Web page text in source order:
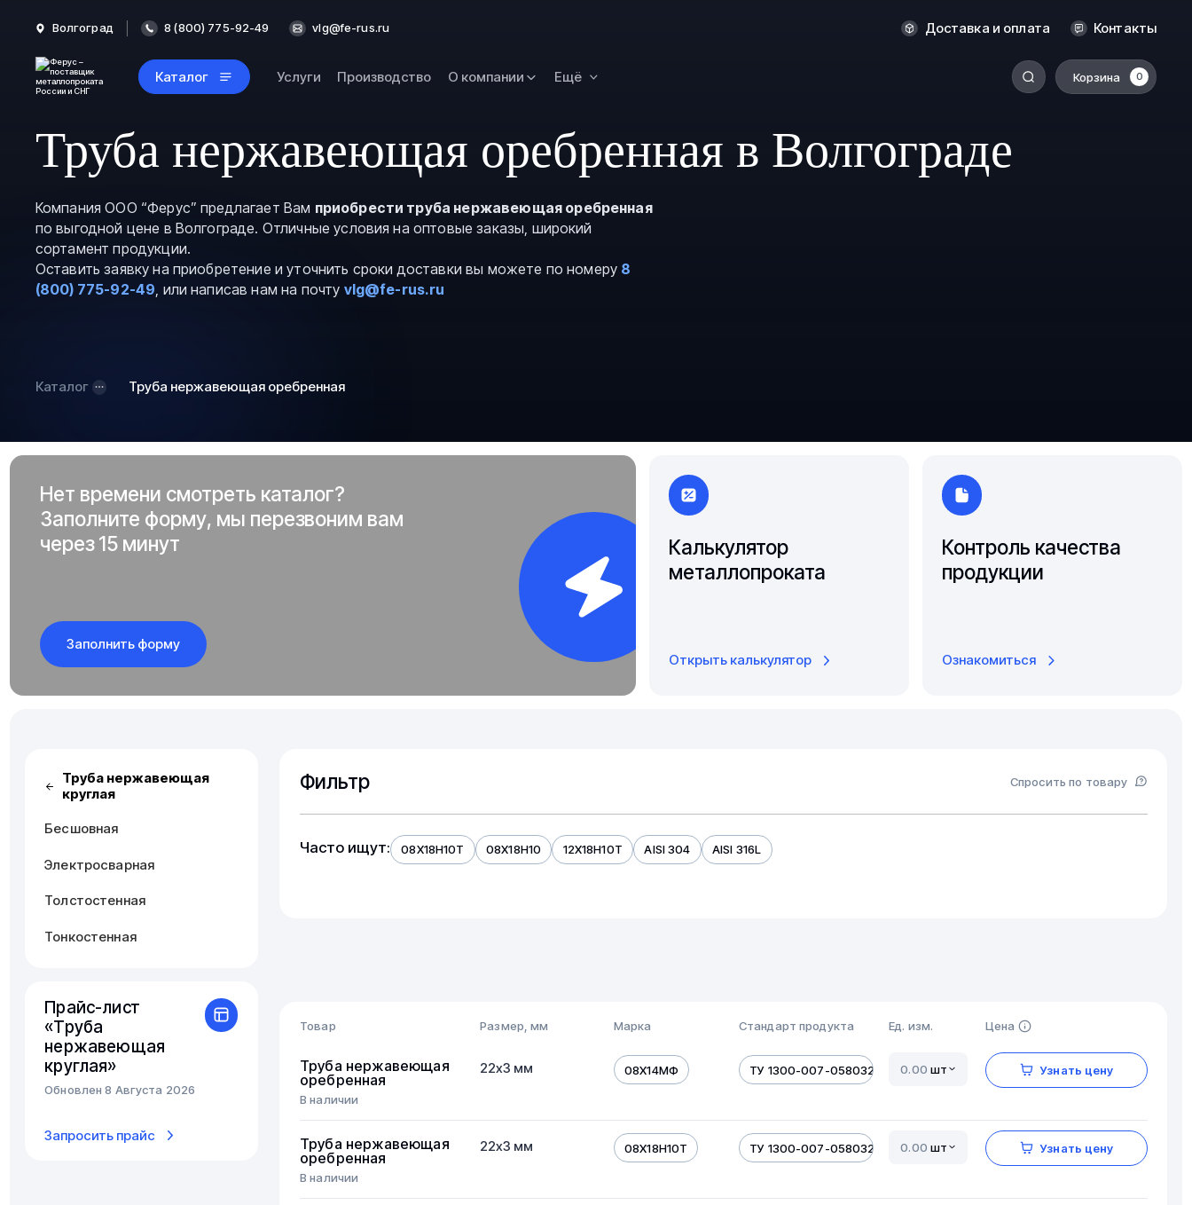
Волгоград 8 (800) 775-92-49 vlg@fe-rus.ru Доставка и оплата Контакты
Каталог Услуги Производство О компании Ещё Корзина 0
Оренбург
Ростов-на-Дону
Самара
Санкт-Петербург
Труба нержавеющая оребренная в Волгограде
Компания ООО “Ферус” предлагает Вам приобрести труба нержавеющая оребренная
по выгодной цене в Волгограде. Отличные условия на оптовые заказы, широкий
сортамент продукции.
Оставить заявку на приобретение и уточнить сроки доставки вы можете по номеру 8
(800) 775-92-49, или написав нам на почту vlg@fe-rus.ru
Каталог Труба нержавеющая оребренная
Нет времени смотреть каталог?
Заполните форму, мы перезвоним вам
через 15 минут
Заполнить форму
Калькулятор
металлопроката
Открыть калькулятор
Контроль качества
продукции
Ознакомиться
Труба нержавеющая
круглая
Бесшовная
Электросварная
Толстостенная
Тонкостенная
Прайс-лист
«Труба
нержавеющая
круглая»
Обновлен 8 Августа 2026
Запросить прайс
Фильтр Спросить по товару
Часто ищут: 08Х18Н10Т 08Х18Н10 12Х18Н10Т AISI 304 AISI 316L
Товар Размер, мм Марка Стандарт продукта Ед. изм. Цена
Труба нержавеющая
оребренная
В наличии
22х3 мм 08Х14МФ ТУ 1300-007-05803206-01 шт Узнать цену
Труба нержавеющая
оребренная
В наличии
22х3 мм 08Х18Н10Т ТУ 1300-007-05803206-01 шт Узнать цену